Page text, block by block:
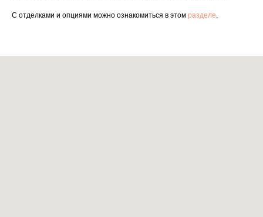
С отделками и опциями можно ознакомиться в этом разделе.